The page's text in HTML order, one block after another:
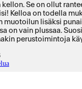
Se on ollut
Kelloa on todella
muotoilun lisäksi
on vain plussaa.
perustoimintoja